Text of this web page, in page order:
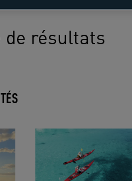
de résultats